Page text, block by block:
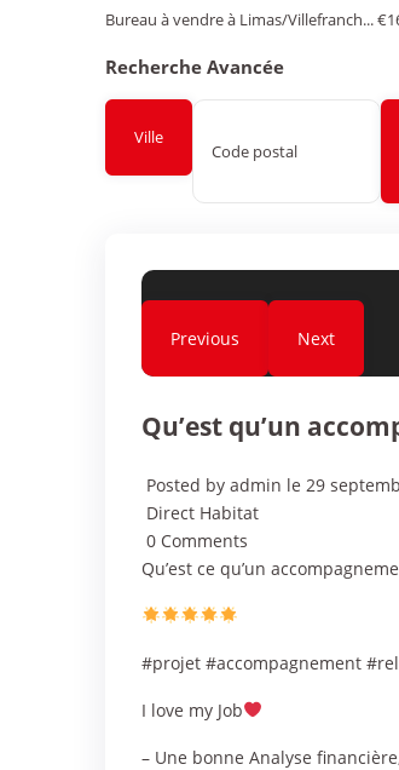
Previous Next
Qu’est qu’un
Posted by admin le 29
Direct Habitat
0 Comments
Qu’est ce qu’un
#projet #accompagnement
I love my Job
– Une bonne Analyse
Bureau à vendre à Limas/Villefranch...
Recherche Avancée
Ville